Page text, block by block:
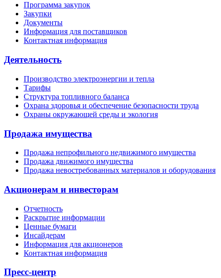
Программа закупок
Закупки
Документы
Информация для поставщиков
Контактная информация
Деятельность
Производство электроэнергии и тепла
Тарифы
Структура топливного баланса
Охрана здоровья и обеспечение безопасности труда
Охраны окружающей среды и экология
Продажа имущества
Продажа непрофильного недвижимого имущества
Продажа движимого имущества
Продажа невостребованных материалов и оборудования
Акционерам и инвесторам
Отчетность
Раскрытие информации
Ценные бумаги
Инсайдерам
Информация для акционеров
Контактная информация
Пресс-центр